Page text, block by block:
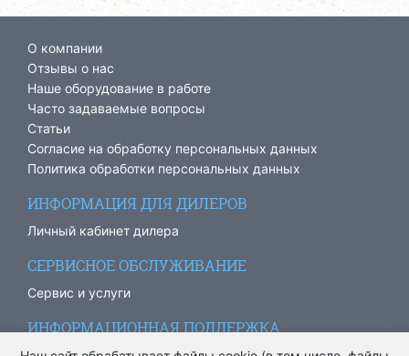
О компании
Отзывы о нас
Наше оборудование в работе
Часто задаваемые вопросы
Статьи
Согласие на обработку персональных данных
Политика обработки персональных данных
ИНФОРМАЦИЯ ДЛЯ ДИЛЕРОВ
Личный кабинет дилера
СЕРВИСНОЕ ОБСЛУЖИВАНИЕ
Сервис и услуги
ИНФОРМАЦИОННАЯ ПОДДЕРЖКА